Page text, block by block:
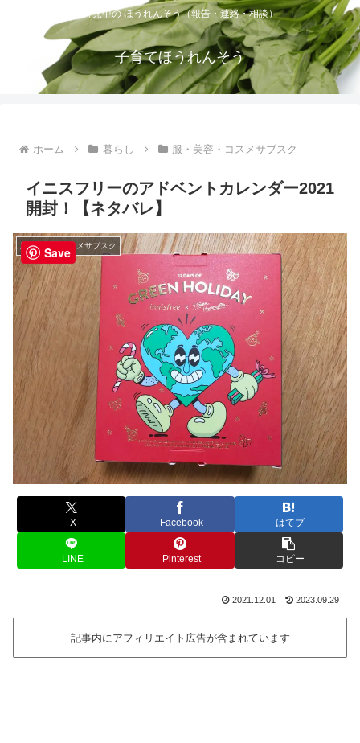
育児中の ほうれんそう（報告・連絡・相談）
子育てほうれんそう
ホーム 暮らし 服・美容・コスメサブスク
イニスフリーのアドベントカレンダー2021
開封！【ネタバレ】
服・美容・コスメサブスク
X Facebook はてブ
LINE Pinterest コピー
2021.12.01 2023.09.29
記事内にアフィリエイト広告が含まれています
Save